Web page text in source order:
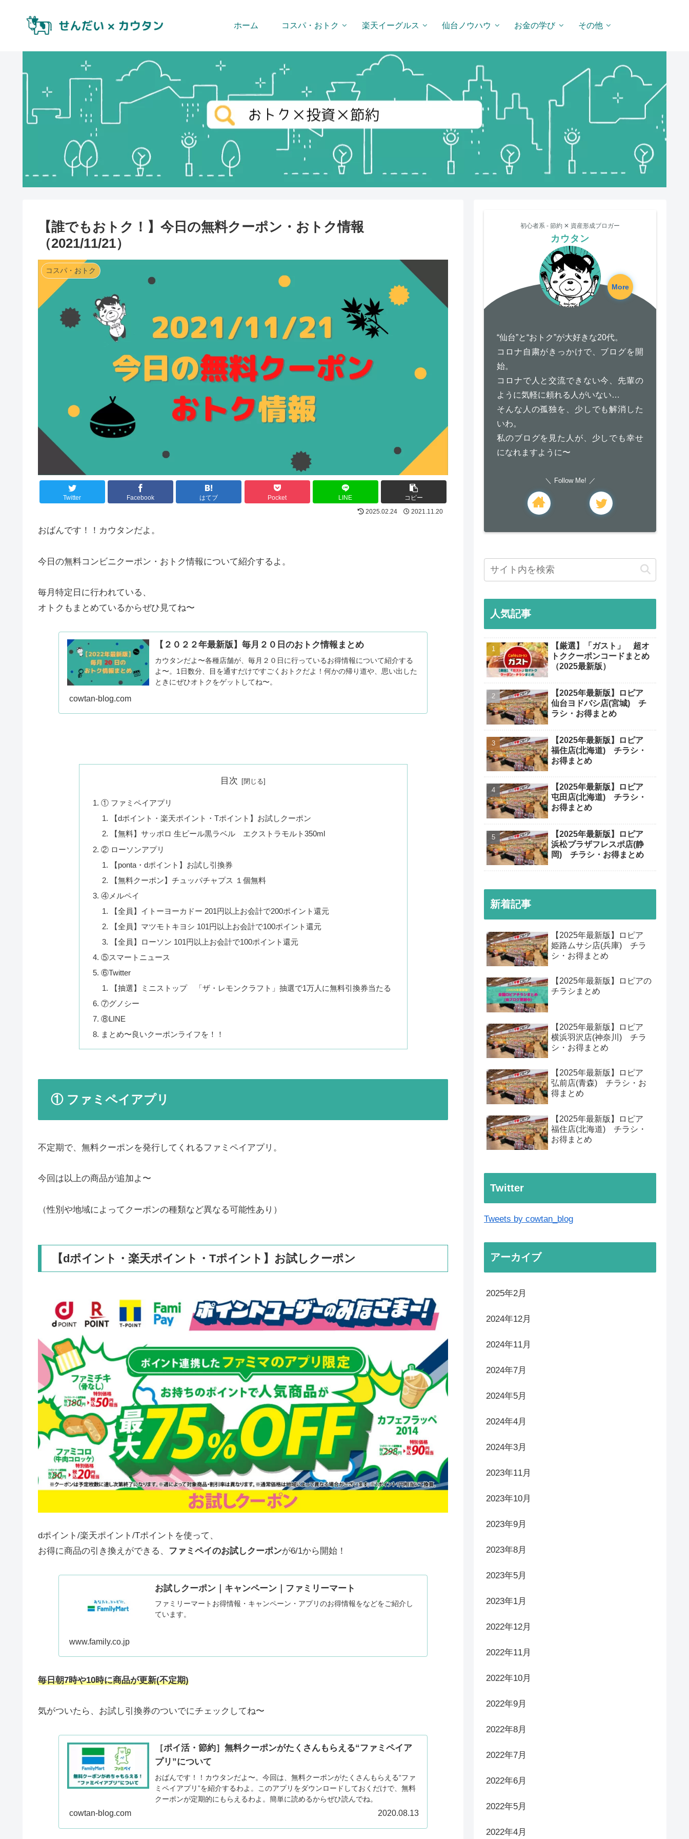
ホーム コスパ・おトク 楽天イーグルス 仙台ノウハウ お金の学び その他
【誰でもおトク！】今日の無料クーポン・おトク情報
（2021/11/21）
コスパ・おトク
Twitter Facebook はてブ Pocket LINE
コピー
2025.02.24
2021.11.20
おばんです！！カウタンだよ。
今日の無料コンビニクーポン・おトク情報について紹介するよ。
毎月特定日に行われている、
オトクもまとめているからぜひ見てね〜
【２０２２年最新版】毎月２０日のおトク情報まとめ
カウタンだよ〜各種店舗が、毎月２０日に行っているお得情報について紹介する
よ〜。1日数分、目を通すだけですごくおトクだよ！何かの帰り道や、思い出した
ときにぜひオトクをゲットしてね〜。
cowtan-blog.com
目次
① ファミペイアプリ
【dポイント・楽天ポイント・Tポイント】お試しクーポン
【無料】サッポロ 生ビール黒ラベル エクストラモルト350ml
② ローソンアプリ
【ponta・dポイント】お試し引換券
【無料クーポン】チュッパチャプス １個無料
④メルペイ
【全員】イトーヨーカドー 201円以上お会計で200ポイント還元
【全員】マツモトキヨシ 101円以上お会計で100ポイント還元
【全員】ローソン 101円以上お会計で100ポイント還元
⑤スマートニュース
⑥Twitter
【抽選】ミニストップ 「ザ・レモンクラフト」抽選で1万人に無料引換券当たる
⑦グノシー
⑧LINE
まとめ〜良いクーポンライフを！！
① ファミペイアプリ
不定期で、無料クーポンを発行してくれるファミペイアプリ。
今回は以上の商品が追加よ〜
（性別や地域によってクーポンの種類など異なる可能性あり）
【dポイント・楽天ポイント・Tポイント】お試しクーポン
dポイント/楽天ポイント/Tポイントを使って、
お得に商品の引き換えができる、 ファミペイのお試しクーポンが6/1から開始！
お試しクーポン｜キャンペーン｜ファミリーマート
ファミリーマートお得情報・キャンペーン・アプリのお得情報をなどをご紹介し
ています。
www.family.co.jp
毎日朝7時や10時に商品が更新(不定期)
気がついたら、お試し引換券のついでにチェックしてね〜
［ポイ活・節約］無料クーポンがたくさんもらえる“ファミペイア
プリ”について
おばんです！！カウタンだよ〜。今回は、無料クーポンがたくさんもらえる“ファ
ミペイアプリ”を紹介するわよ。このアプリをダウンロードしておくだけで、無料
クーポンが定期的にもらえるわよ。簡単に読めるからぜひ読んでね。
cowtan-blog.com 2020.08.13
初心者系 - 節約 ✕ 資産形成ブロガー
カウタン
More
“仙台”と“おトク”が大好きな20代。
コロナ自粛がきっかけで、ブログを開
始。
コロナで人と交流できない今、先輩の
ように気軽に頼れる人がいない…
そんな人の孤独を、少しでも解消した
いわ。
私のブログを見た人が、少しでも幸せ
になれますように〜
Follow Me!
人気記事
【厳選】「ガスト」 超オ
トククーポンコードまとめ
（2025最新版）
【2025年最新版】ロピア
仙台ヨドバシ店(宮城) チ
ラシ・お得まとめ
【2025年最新版】ロピア
福住店(北海道) チラシ・
お得まとめ
【2025年最新版】ロピア
屯田店(北海道) チラシ・
お得まとめ
【2025年最新版】ロピア
浜松プラザフレスポ店(静
岡) チラシ・お得まとめ
新着記事
【2025年最新版】ロピア
姫路ムサシ店(兵庫) チラ
シ・お得まとめ
【2025年最新版】ロピアの
チラシまとめ
【2025年最新版】ロピア
横浜羽沢店(神奈川) チラ
シ・お得まとめ
【2025年最新版】ロピア
弘前店(青森) チラシ・お
得まとめ
【2025年最新版】ロピア
福住店(北海道) チラシ・
お得まとめ
Twitter
Tweets by cowtan_blog
アーカイブ
2025年2月
2024年12月
2024年11月
2024年7月
2024年5月
2024年4月
2024年3月
2023年11月
2023年10月
2023年9月
2023年8月
2023年5月
2023年1月
2022年12月
2022年11月
2022年10月
2022年9月
2022年8月
2022年7月
2022年6月
2022年5月
2022年4月